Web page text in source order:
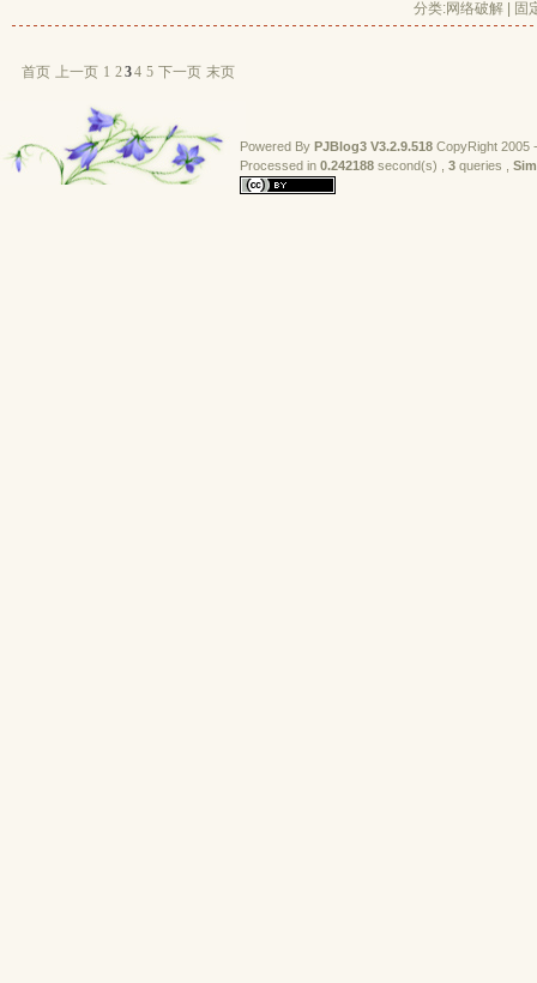
分类:网络破解 固
首页 上一页 1 234 5 下一页 末页
Powered By PJBlog3 V3.2.9.518 CopyRight 2005
Processed in 0.242188 second(s) , 3 queries ,